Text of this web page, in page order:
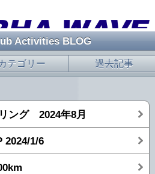
Activities BLOG
テゴリー 過去記事
ング 2024年8月
2024/1/6